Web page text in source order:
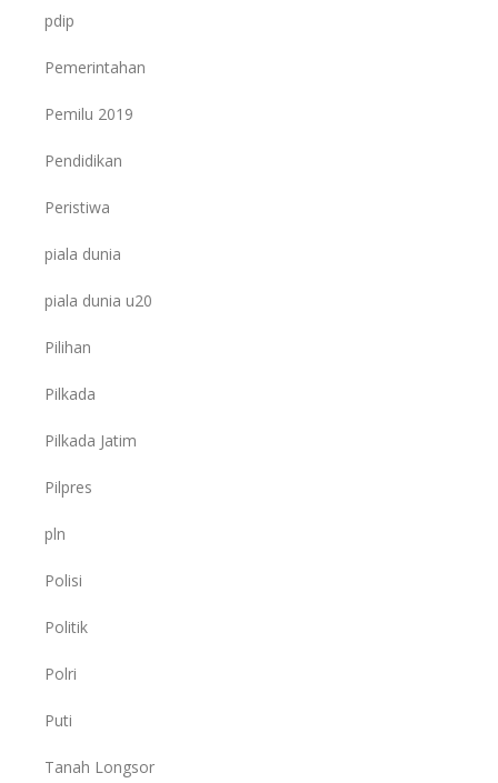
pdip
Pemerintahan
Pemilu 2019
Pendidikan
Peristiwa
piala dunia
piala dunia u20
Pilihan
Pilkada
Pilkada Jatim
Pilpres
pln
Polisi
Politik
Polri
Puti
Tanah Longsor